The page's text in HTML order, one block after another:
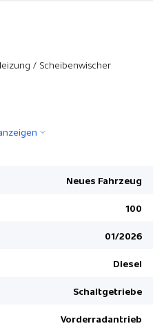
/ Scheibenwischer
Neues Fahrzeug
100
01/2026
Diesel
Schaltgetriebe
Vorderradantrieb